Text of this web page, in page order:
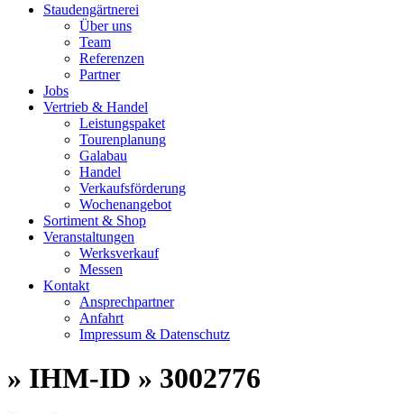
Staudengärtnerei
Über uns
Team
Referenzen
Partner
Jobs
Vertrieb & Handel
Leistungspaket
Tourenplanung
Galabau
Handel
Verkaufsförderung
Wochenangebot
Sortiment & Shop
Veranstaltungen
Werksverkauf
Messen
Kontakt
Ansprechpartner
Anfahrt
Impressum & Datenschutz
» IHM-ID » 3002776